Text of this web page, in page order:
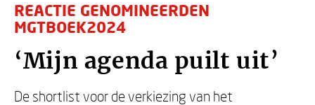
REACTIE GENOMINEERDEN
MGTBOEK2024
‘Mijn agenda puilt uit’
De shortlist voor de verkiezing van het